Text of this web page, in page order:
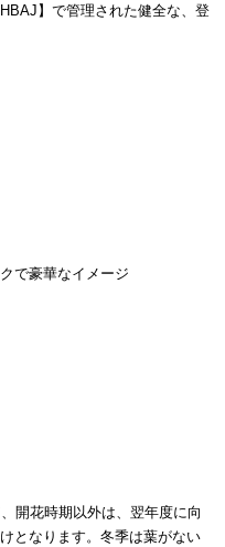
】で管理された健全な、登
で豪華なイメージ
開花時期以外は、翌年度に向
となります。 冬季は葉がない